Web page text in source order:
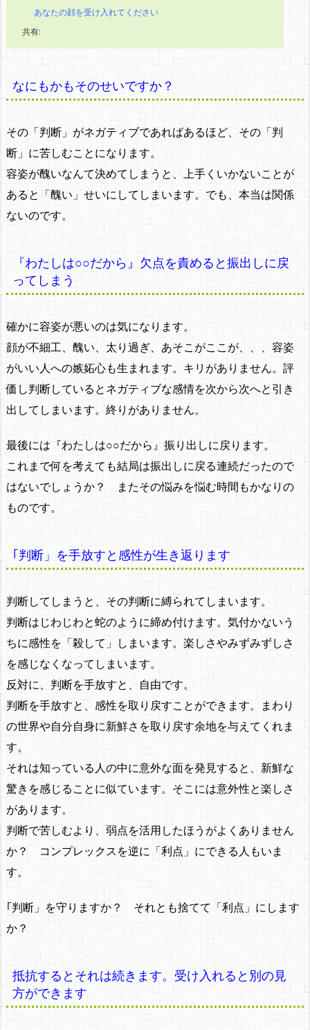
あなたの顔を受け入れてください
共有:
なにもかもそのせいですか？
その「判断」がネガティブであればあるほど、その「判
断」に苦しむことになります。
容姿が醜いなんて決めてしまうと、上手くいかないことが
あると「醜い」せいにしてしまいます。でも、本当は関係
ないのです。
『わたしは○○だから』欠点を責めると振出しに戻
ってしまう
確かに容姿が悪いのは気になります。
顔が不細工、醜い、太り過ぎ、あそこがここが、、、容姿
がいい人への嫉妬心も生まれます。キリがありません。評
価し判断しているとネガティブな感情を次から次へと引き
出してしまいます。終りがありません。
最後には『わたしは○○だから』振り出しに戻ります。
これまで何を考えても結局は振出しに戻る連続だったので
はないでしょうか？ またその悩みを悩む時間もかなりの
ものです。
｢判断」を手放すと感性が生き返ります
判断してしまうと、その判断に縛られてしまいます。
判断はじわじわと蛇のように締め付けます。気付かないう
ちに感性を「殺して」しまいます。楽しさやみずみずしさ
を感じなくなってしまいます。
反対に、判断を手放すと、自由です。
判断を手放すと、感性を取り戻すことができます。まわり
の世界や自分自身に新鮮さを取り戻す余地を与えてくれま
す。
それは知っている人の中に意外な面を発見すると、新鮮な
驚きを感じることに似ています。そこには意外性と楽しさ
があります。
判断で苦しむより、弱点を活用したほうがよくありません
か？ コンプレックスを逆に「利点」にできる人もいま
す。
｢判断」を守りますか？ それとも捨てて「利点」にします
か？
抵抗するとそれは続きます。受け入れると別の見
方ができます